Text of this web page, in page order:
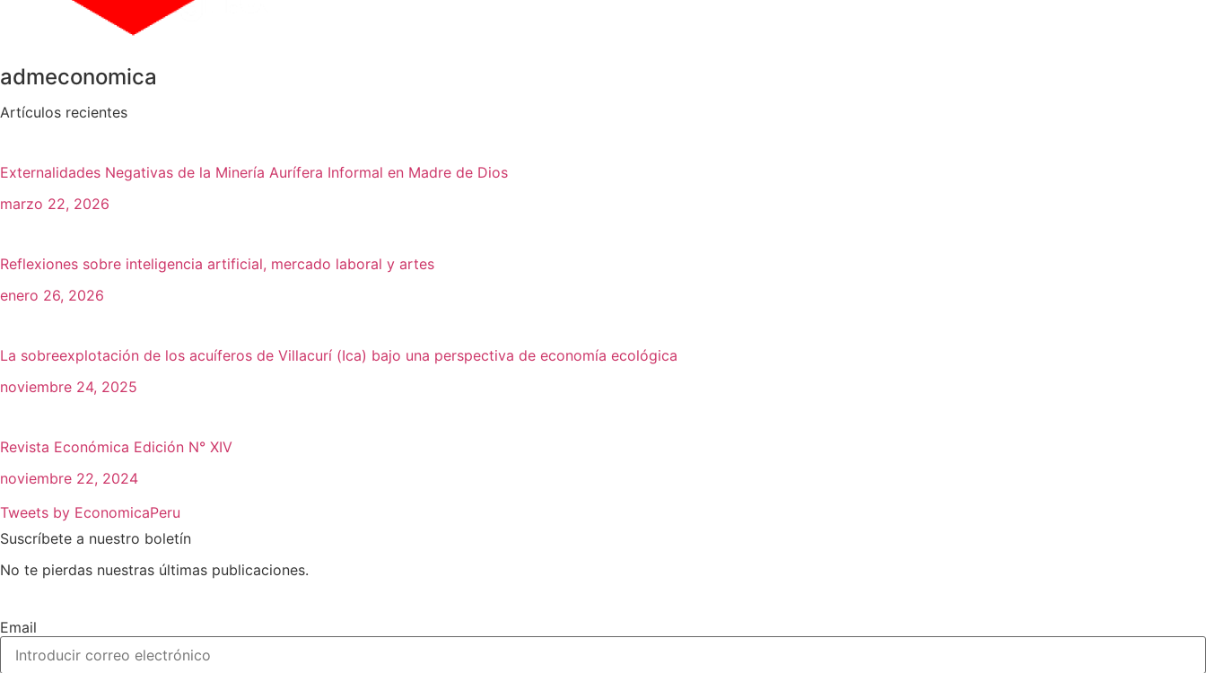
admeconomica
Artículos recientes
Externalidades Negativas de la Minería Aurífera Informal en Madre de Dios
marzo 22, 2026
Reflexiones sobre inteligencia artificial, mercado laboral y artes
enero 26, 2026
La sobreexplotación de los acuíferos de Villacurí (Ica) bajo una perspectiva de economía ecológica
noviembre 24, 2025
Revista Económica Edición N° XIV
noviembre 22, 2024
Tweets by EconomicaPeru
Suscríbete a nuestro boletín
No te pierdas nuestras últimas publicaciones.
Email